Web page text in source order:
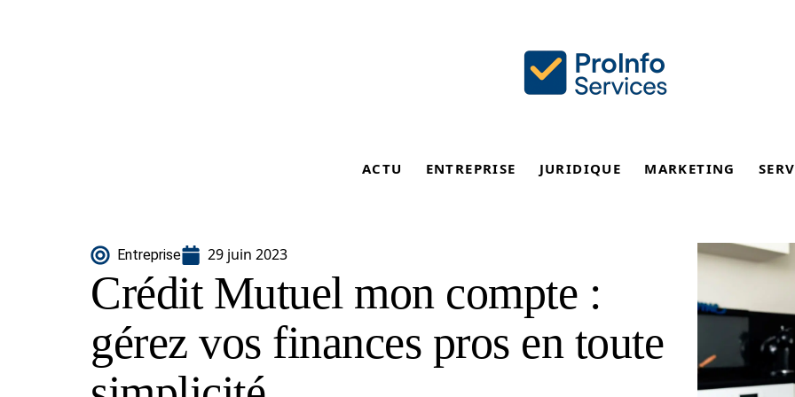
ACTU ENTREPRISE JURIDIQUE MARKETING
Entreprise 29 juin 2023
Crédit Mutuel mon compte :
gérez vos finances pros en toute